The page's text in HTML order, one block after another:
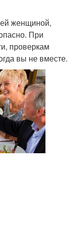
женщиной,
При
проверкам
вы не вместе.